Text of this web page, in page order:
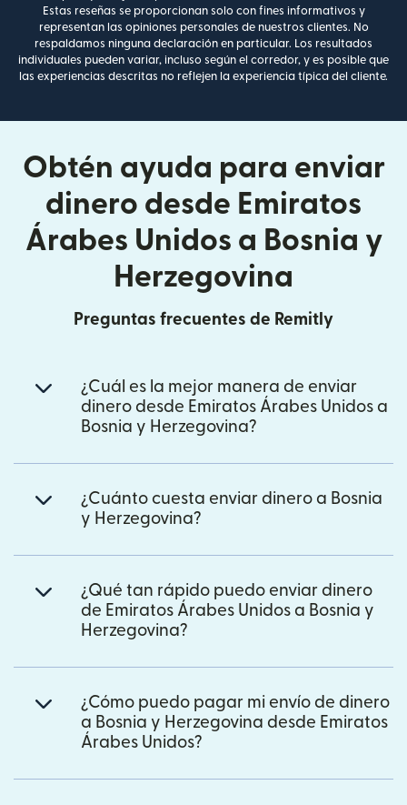
Estas reseñas se proporcionan solo con fines informativos y
representan las opiniones personales de nuestros clientes. No
respaldamos ninguna declaración en particular. Los resultados
individuales pueden variar, incluso según el corredor, y es posible que
las experiencias descritas no reflejen la experiencia típica del cliente.
Obtén ayuda para enviar
dinero desde Emiratos
Árabes Unidos a Bosnia y
Herzegovina
Preguntas frecuentes de Remitly
¿Cuál es la mejor manera de enviar
dinero desde Emiratos Árabes Unidos a
Bosnia y Herzegovina?
¿Cuánto cuesta enviar dinero a Bosnia
y Herzegovina?
¿Qué tan rápido puedo enviar dinero
de Emiratos Árabes Unidos a Bosnia y
Herzegovina?
¿Cómo puedo pagar mi envío de dinero
a Bosnia y Herzegovina desde Emiratos
Árabes Unidos?